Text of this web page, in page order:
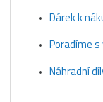
Dárek k
Poradíme
Náhradní